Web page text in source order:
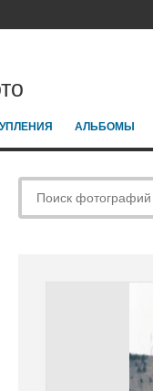
АЛЬБОМЫ